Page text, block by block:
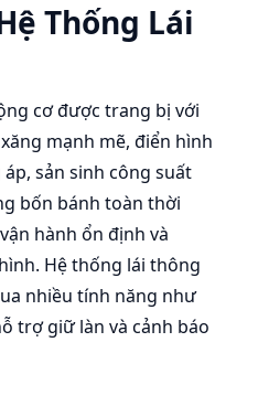
Thống Lái
cơ được trang bị với
mạnh mẽ, điển hình
sản sinh công suất
bốn bánh toàn thời
hành ổn định và
Hệ thống lái thông
nhiều tính năng như
trợ giữ làn và cảnh báo